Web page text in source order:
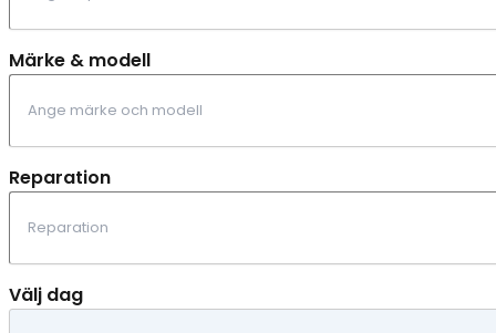
Märke & modell
Reparation
Välj dag